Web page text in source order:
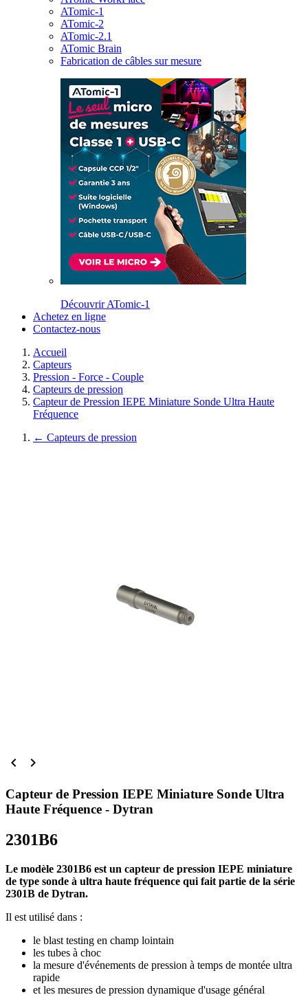
ATomic-1
ATomic-2
ATomic-2.1
ATomic Brain
Fabrication de câbles sur mesure
Découvrir ATomic-1
Achetez en ligne
Contactez-nous
Accueil
Capteurs
Pression - Force - Couple
Capteurs de pression
Capteur de Pression IEPE Miniature Sonde Ultra Haute
Fréquence
← Capteurs de pression
 
Capteur de Pression IEPE Miniature Sonde Ultra
Haute Fréquence - Dytran
2301B6
Le modèle 2301B6 est un capteur de pression IEPE miniature
de type sonde à ultra haute fréquence qui fait partie de la série
2301B de Dytran.
Il est utilisé dans :
le blast testing en champ lointain
les tubes à choc
la mesure d'événements de pression à temps de montée ultra
rapide
et les mesures de pression dynamique d'usage général